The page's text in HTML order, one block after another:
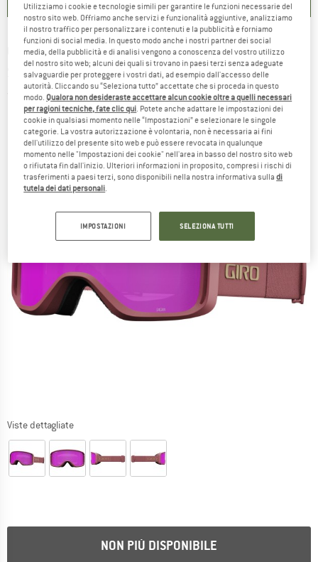
GIRO -Women's Sagen Vivid S2 (VLT 37%) +
S0 (VLT 84%) - Maschera da sci
(0)
Viste dettagliate
NON PIÙ DISPONIBILE
Utilizziamo i cookie e tecnologie simili per garantire le funzioni necessarie del
nostro sito web. Offriamo anche servizi e funzionalità aggiuntive, analizziamo
il nostro traffico per personalizzare i contenuti e la pubblicità e forniamo
funzioni di social media. In questo modo anche i nostri partner dei social
media, della pubblicità e di analisi vengono a conoscenza del vostro utilizzo
del nostro sito web; alcuni dei quali si trovano in paesi terzi senza adeguate
salvaguardie per proteggere i vostri dati, ad esempio dall'accesso delle
autorità. Cliccando su “Seleziona tutto” accettate che si proceda in questo
modo. Qualora non desideraste accettare alcun cookie oltre a quelli necessari
per ragioni tecniche, fate clic qui . Potete anche adattare le impostazioni dei
cookie in qualsiasi momento nelle “Impostazioni” e selezionare le singole
categorie. La vostra autorizzazione è volontaria, non è necessaria ai fini
dell'utilizzo del presente sito web e può essere revocata in qualunque
momento nelle "Impostazioni dei cookie" nell'area in basso del nostro sito web
o rifiutata fin dall'inizio. Ulteriori informazioni in proposito, compresi i rischi di
trasferimenti a paesi terzi, sono disponibili nella nostra informativa sulladi
tutela dei dati personali
IMPOSTAZIONI SELEZIONA TUTTI